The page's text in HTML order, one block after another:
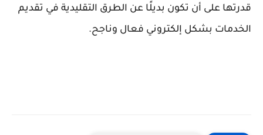
قدرتها على أن تكون بديلًا عن الطرق التقليدية في تقديم
الخدمات بشكل إلكتروني فعال وناجح.